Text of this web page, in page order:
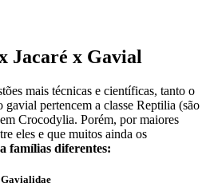
Jacaré x Gavial
mais técnicas e científicas, tanto o
pertencem a classe Reptilia (são
Crocodylia. Porém, por maiores
eles e que muitos ainda os
famílias diferentes: